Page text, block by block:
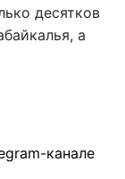
десятков
а
канале